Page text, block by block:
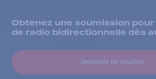
Obtenez une soumission
de radio bidirectionnelle dès
Demande de location